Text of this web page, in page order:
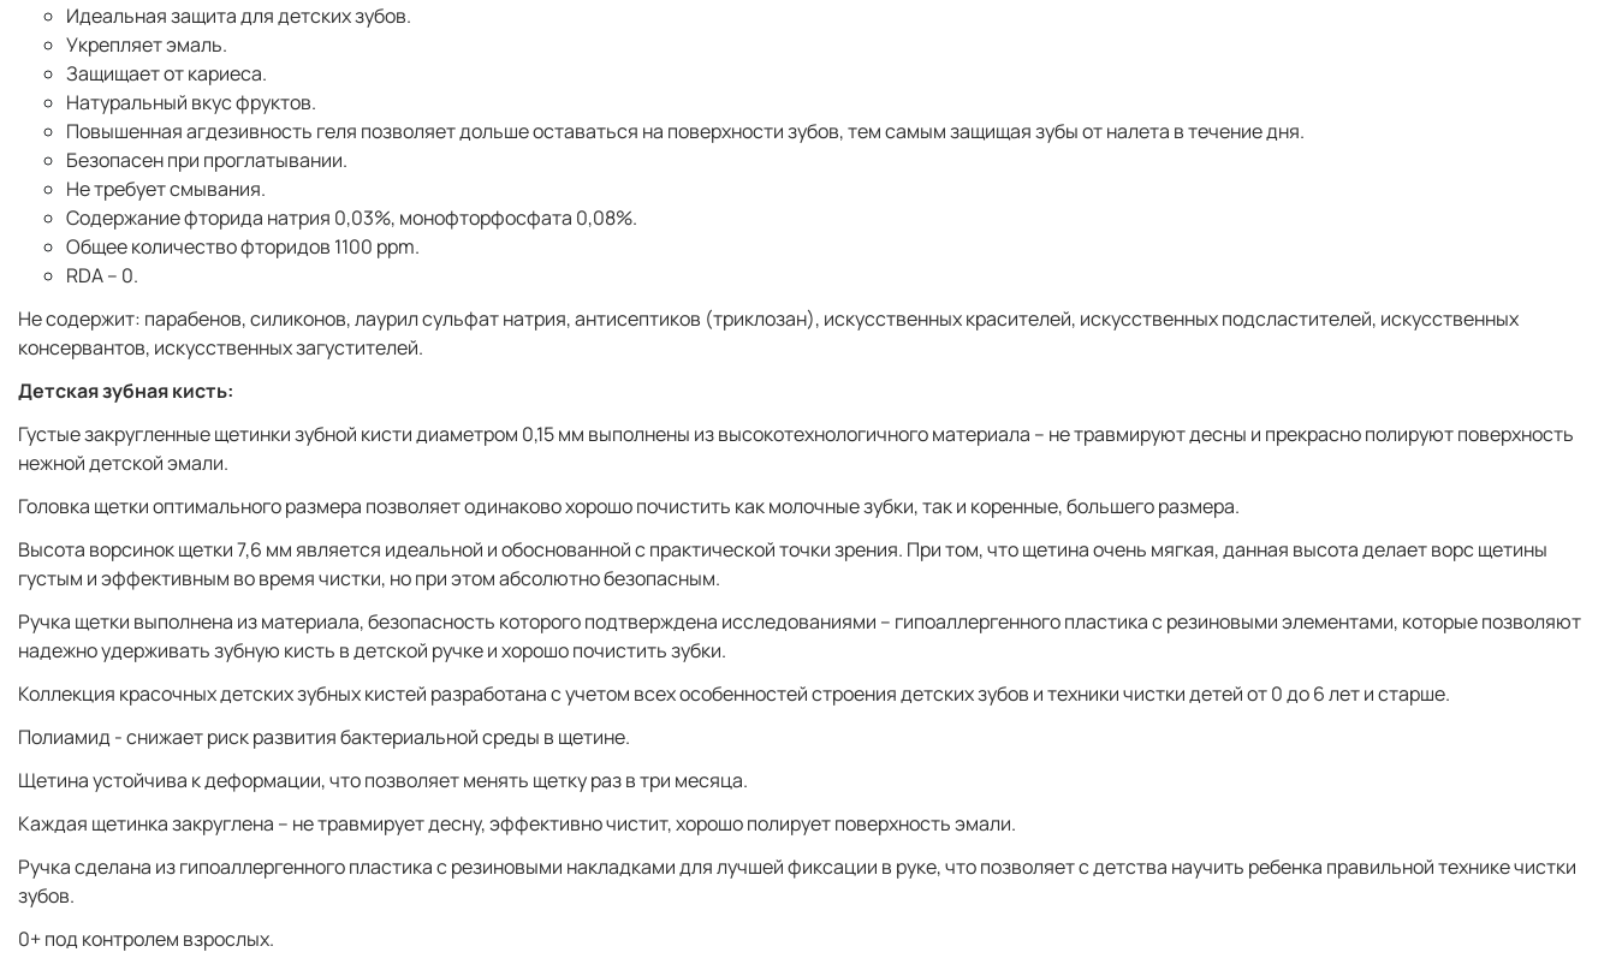
Идеальная защита для детских зубов.
Укрепляет эмаль.
Защищает от кариеса.
Натуральный вкус фруктов.
Повышенная агдезивность геля позволяет дольше оставаться на поверхности зубов, тем самым защищая зубы от налета в течение дня.
Безопасен при проглатывании.
Не требует смывания.
Содержание фторида натрия 0,03%, монофторфосфата 0,08%.
Общее количество фторидов 1100 ppm.
RDA – 0.
Не содержит: парабенов, силиконов, лаурил сульфат натрия, антисептиков (триклозан), искусственных красителей, искусственных подсластителей, искусственных
консервантов, искусственных загустителей.
Детская зубная кисть:
Густые закругленные щетинки зубной кисти диаметром 0,15 мм выполнены из высокотехнологичного материала – не травмируют десны и прекрасно полируют поверхность
нежной детской эмали.
Головка щетки оптимального размера позволяет одинаково хорошо почистить как молочные зубки, так и коренные, большего размера.
Высота ворсинок щетки 7,6 мм является идеальной и обоснованной с практической точки зрения. При том, что щетина очень мягкая, данная высота делает ворс щетины
густым и эффективным во время чистки, но при этом абсолютно безопасным.
Ручка щетки выполнена из материала, безопасность которого подтверждена исследованиями – гипоаллергенного пластика с резиновыми элементами, которые позволяют
надежно удерживать зубную кисть в детской ручке и хорошо почистить зубки.
Коллекция красочных детских зубных кистей разработана с учетом всех особенностей строения детских зубов и техники чистки детей от 0 до 6 лет и старше.
Полиамид - снижает риск развития бактериальной среды в щетине.
Щетина устойчива к деформации, что позволяет менять щетку раз в три месяца.
Каждая щетинка закруглена – не травмирует десну, эффективно чистит, хорошо полирует поверхность эмали.
Ручка сделана из гипоаллергенного пластика с резиновыми накладками для лучшей фиксации в руке, что позволяет с детства научить ребенка правильной технике чистки
зубов.
0+ под контролем взрослых.